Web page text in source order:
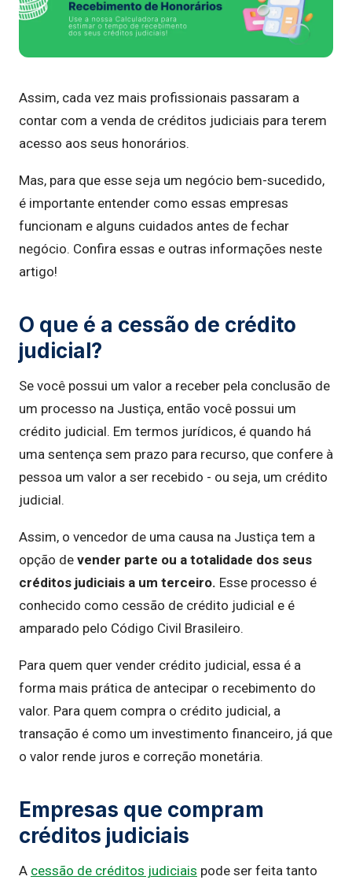
Assim, cada vez mais profissionais passaram a
contar com a venda de créditos judiciais para terem
acesso aos seus honorários.
Mas, para que esse seja um negócio bem-sucedido,
é importante entender como essas empresas
funcionam e alguns cuidados antes de fechar
negócio. Confira essas e outras informações neste
artigo!
O que é a cessão de crédito
judicial?
Se você possui um valor a receber pela conclusão de
um processo na Justiça, então você possui um
crédito judicial. Em termos jurídicos, é quando há
uma sentença sem prazo para recurso, que confere à
pessoa um valor a ser recebido - ou seja, um crédito
judicial.
Assim, o vencedor de uma causa na Justiça tem a
opção de vender parte ou a totalidade dos seus
créditos judiciais a um terceiro. Esse processo é
conhecido como cessão de crédito judicial e é
amparado pelo Código Civil Brasileiro.
Para quem quer vender crédito judicial, essa é a
forma mais prática de antecipar o recebimento do
valor. Para quem compra o crédito judicial, a
transação é como um investimento financeiro, já que
o valor rende juros e correção monetária.
Empresas que compram
créditos judiciais
A cessão de créditos judiciais pode ser feita tanto